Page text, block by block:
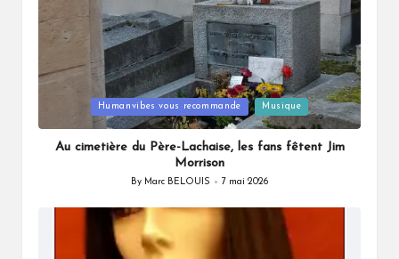
Humanvibes vous recommande Musique
Au cimetière du Père-Lachaise, les fans fêtent Jim
Morrison
Posted
By Marc BELOUIS 7 mai 2026